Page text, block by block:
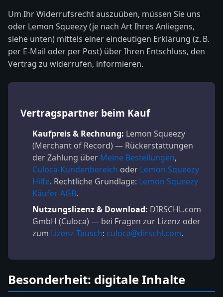
Um Ihr Widerrufsrecht auszuüben, müssen Sie uns
oder Lemon Squeezy (je nach Art Ihres Anliegens,
siehe unten) mittels einer eindeutigen Erklärung (z. B.
per E-Mail oder per Post) über Ihren Entschluss, den
Vertrag zu widerrufen, informieren.
Vertragspartner beim Kauf
Kaufpreis & Rechnung: Lemon Squeezy
(Merchant of Record) — Rückerstattungen
der Zahlung über Meine Bestellungen,
Culoca-Kundenbereich oder Lemon Squeezy
Hilfe. Rechtliche Grundlage: Lemon Squeezy
Käufer-AGB.
Nutzungslizenz & Download: DIRSCHL.com
GmbH (Culoca) — bei Fragen zur Lizenz oder
zum Lizenz-Tausch: culoca@dirschl.com.
Besonderheit: digitale Inhalte